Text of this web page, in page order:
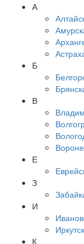
А
Б
В
Е
З
И
К